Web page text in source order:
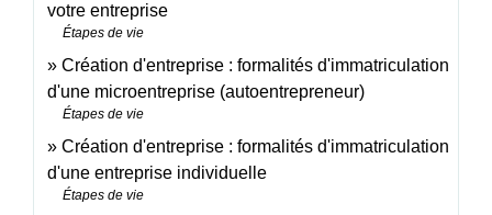
votre entreprise
Étapes de vie
Création d'entreprise : formalités d'immatriculation
d'une microentreprise (autoentrepreneur)
Étapes de vie
Création d'entreprise : formalités d'immatriculation
d'une entreprise individuelle
Étapes de vie